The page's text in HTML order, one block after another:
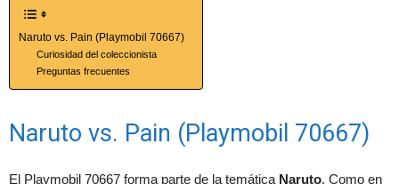
Naruto vs. Pain (Playmobil 70667)
Curiosidad del coleccionista
Preguntas frecuentes
Naruto vs. Pain (Playmobil 70667)
El Playmobil 70667 forma parte de la temática Naruto. Como en